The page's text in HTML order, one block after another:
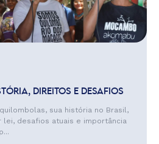
DIREITOS E DESAFIOS
sua história no Brasil,
lei, desafios atuais e importância